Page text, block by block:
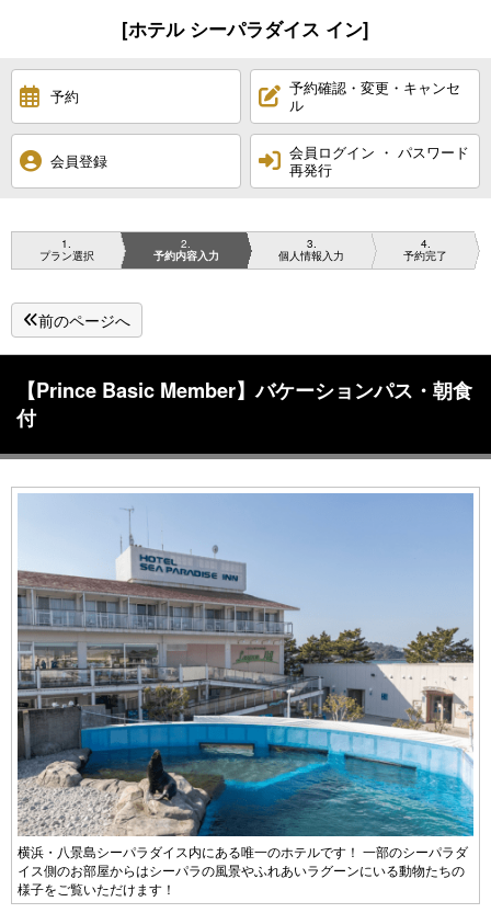
[ホテル シーパラダイス イン]
予約
予約確認・変更・キャンセ
ル
会員登録
会員ログイン ・ パスワード
再発行
1
プラン選択
2
予約内容入力
3
個人情報入力
4
予約完了
前のページへ
【Prince Basic Member】バケーションパス・朝食
付
横浜・八景島シーパラダイス内にある唯一のホテルです！ 一部のシーパラダ
イス側のお部屋からはシーパラの風景やふれあいラグーンにいる動物たちの
様子をご覧いただけます！